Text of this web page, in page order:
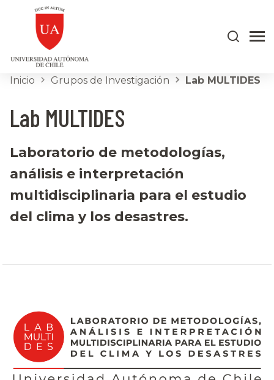
Inicio Grupos de Investigación Lab MULTIDES
Lab MULTIDES
Laboratorio de metodologías,
análisis e interpretación
multidisciplinaria para el estudio
del clima y los desastres.